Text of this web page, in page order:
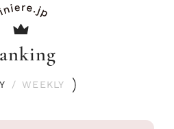
/ WEEKLY